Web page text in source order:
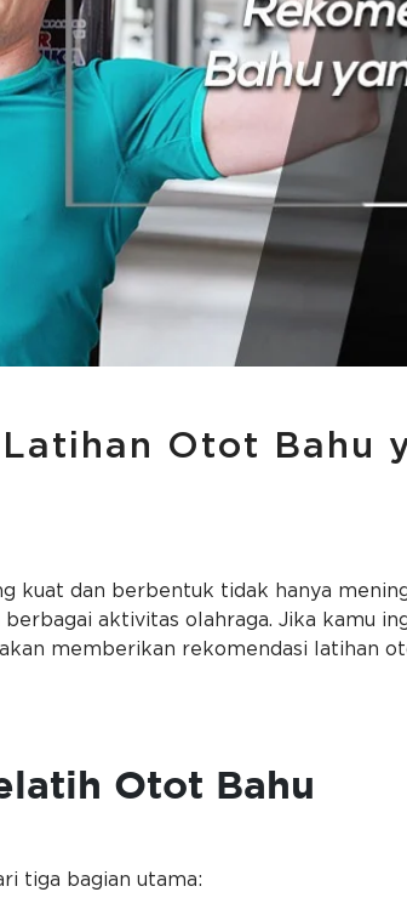
Latihan Otot Bahu
kuat dan berbentuk tidak hanya
aktivitas olahraga. Jika kamu
memberikan rekomendasi latihan
Otot Bahu
tiga bagian utama: